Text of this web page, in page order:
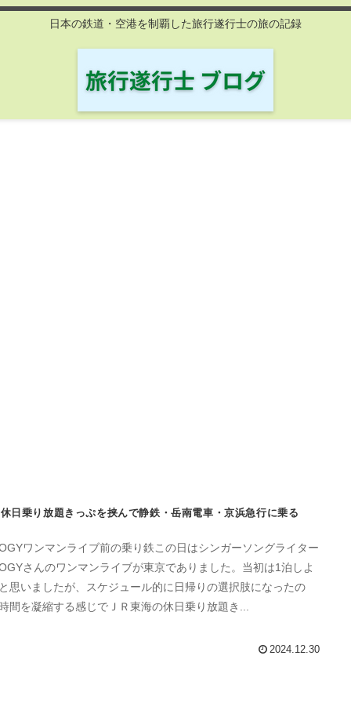
日本の鉄道・空港を制覇した旅行遂行士の旅の記録
休日乗り放題きっぷを挟んで静鉄・岳南電車・京浜急行に乗る
ワンマンライブ前の乗り鉄この日はシンガーソングライター
さんのワンマンライブが東京でありました。当初は1泊しよ
思いましたが、スケジュール的に日帰りの選択肢になったの
間を凝縮する感じでＪＲ東海の休日乗り放題き...
2024.12.30